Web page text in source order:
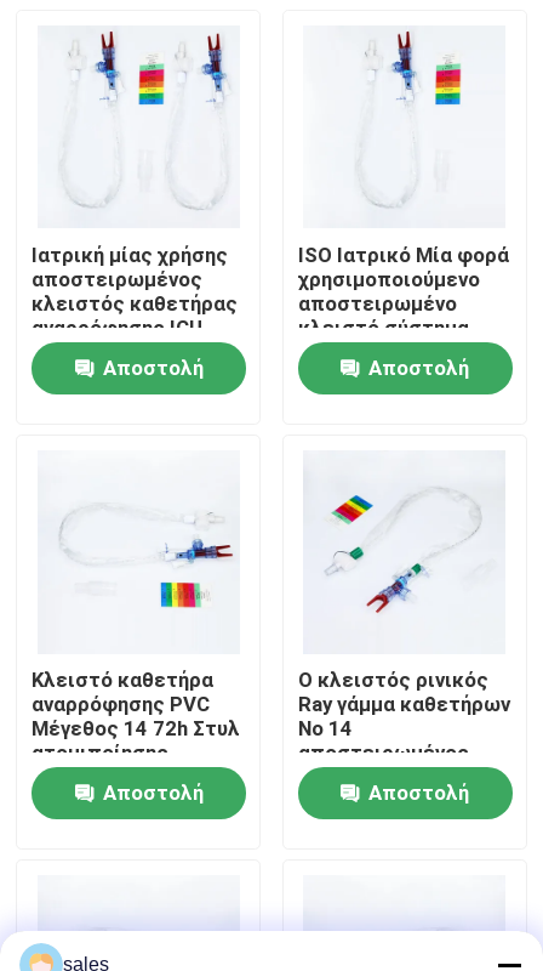
Αρχική Σελίδα
Προϊόντα
Γύρος εργοστασίων
επαφή
Ζητήστε ένα απόσπασμα
Λαρυγγικός εναέριος διάδρομος μασκών
Ιατρική μίας χρήσης
αποστειρωμένος
κλειστός καθετήρας
αναρρόφησης ICU
Αποστολή
ISO Ιατρικό Μία φορά
χρησιμοποιούμενο
αποστειρωμένο
κλειστό σύστημα
αναρρόφησης
Ενήλικες 24 ώρες
Αποστολή
Κλειστό καθετήρα
αναρρόφησης PVC
Μέγεθος 14 72h Στυλ
ατομιποίησης
Αποστολή
Ο κλειστός ρινικός
Ray γάμμα καθετήρων
Νο 14
αποστειρωμένος
κάννουλα EO
αναρρόφησης
Αποστολή
sales